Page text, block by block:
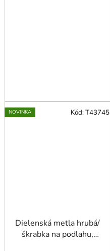
NOVINKA
Dielenská metla hrubá/
škrabka na podlahu,
Kód:T43745